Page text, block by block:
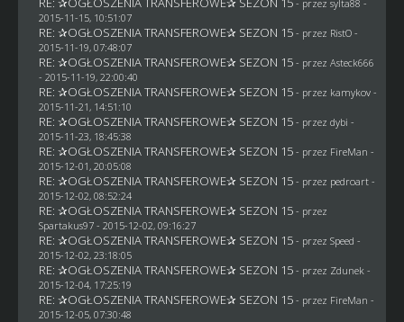
- przez sylta88 -
2015-11-15, 10:51:07
RE: ✰OGŁOSZENIA TRANSFEROWE✰ SEZON 15 - przez RistO-
2015-11-19, 07:48:07
RE: ✰OGŁOSZENIA TRANSFEROWE✰ SEZON 15 - przez Asteck666
- 2015-11-19, 22:00:40
RE: ✰OGŁOSZENIA TRANSFEROWE✰ SEZON 15 - przez kamykov-
2015-11-21, 14:51:10
RE: ✰OGŁOSZENIA TRANSFEROWE✰ SEZON 15 - przez dybi -
2015-11-23, 18:45:38
RE: ✰OGŁOSZENIA TRANSFEROWE✰ SEZON 15 - przez FireMan -
2015-12-01, 20:05:08
RE: ✰OGŁOSZENIA TRANSFEROWE✰ SEZON 15 - przez pedroart-
2015-12-02, 08:52:24
RE: ✰OGŁOSZENIA TRANSFEROWE✰ SEZON 15 - przez
Spartakus97- 2015-12-02, 09:16:27
RE: ✰OGŁOSZENIA TRANSFEROWE✰ SEZON 15 - przez Speed -
2015-12-02, 23:18:05
RE: ✰OGŁOSZENIA TRANSFEROWE✰ SEZON 15 - przez Zdunek-
2015-12-04, 17:25:19
RE: ✰OGŁOSZENIA TRANSFEROWE✰ SEZON 15 - przez FireMan -
2015-12-05, 07:30:48